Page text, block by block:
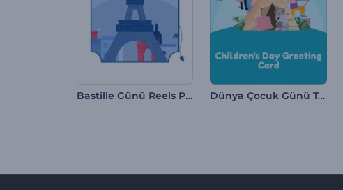
Bastille Günü Reels Paketi Dünya Çocuk Günü Tebrik Kartı